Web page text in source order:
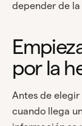
depender de la
por la
Antes de
cuando llega